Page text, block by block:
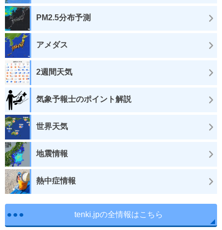
PM2.5分布予測
アメダス
2週間天気
気象予報士のポイント解説
世界天気
地震情報
熱中症情報
tenki.jpの全情報はこちら